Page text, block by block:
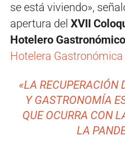
se está viviendo»,
apertura del XVII
Hotelero Gastronómico
Hotelera Gastronómica
«LA RECUPERACIÓN
Y GASTRONOMÍA
QUE OCURRA CON
LA